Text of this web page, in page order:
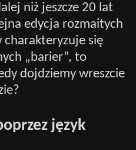
niż jeszcze 20 lat
edycja rozmaitych
się
„barier”, to
dojdziemy wreszcie
język